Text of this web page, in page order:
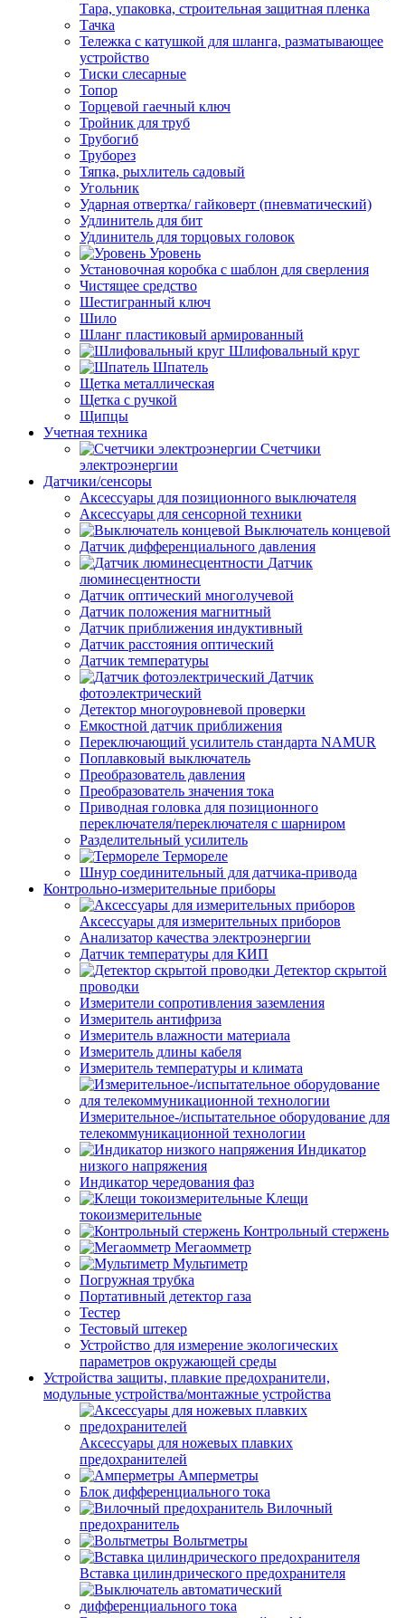
Тара, упаковка, строительная защитная пленка
Тачка
Тележка с катушкой для шланга, разматывающее
устройство
Тиски слесарные
Топор
Торцевой гаечный ключ
Тройник для труб
Трубогиб
Труборез
Тяпка, рыхлитель садовый
Угольник
Ударная отвертка/ гайковерт (пневматический)
Удлинитель для бит
Удлинитель для торцовых головок
Уровень
Установочная коробка с шаблон для сверления
Чистящее средство
Шестигранный ключ
Шило
Шланг пластиковый армированный
Шлифовальный круг
Шпатель
Щетка металлическая
Щетка с ручкой
Щипцы
Учетная техника
Счетчики
электроэнергии
Датчики/сенсоры
Аксессуары для позиционного выключателя
Аксессуары для сенсорной техники
Выключатель концевой
Датчик дифференциального давления
Датчик
люминесцентности
Датчик оптический многолучевой
Датчик положения магнитный
Датчик приближения индуктивный
Датчик расстояния оптический
Датчик температуры
Датчик
фотоэлектрический
Детектор многоуровневой проверки
Емкостной датчик приближения
Переключающий усилитель стандарта NAMUR
Поплавковый выключатель
Преобразователь давления
Преобразователь значения тока
Приводная головка для позиционного
переключателя/переключателя с шарниром
Разделительный усилитель
Термореле
Шнур соединительный для датчика-привода
Контрольно-измерительные приборы
Аксессуары для измерительных приборов
Анализатор качества электроэнергии
Датчик температуры для КИП
Детектор скрытой
проводки
Измерители сопротивления заземления
Измеритель антифриза
Измеритель влажности материала
Измеритель длины кабеля
Измеритель температуры и климата
Измерительное-/испытательное оборудование для
телекоммуникационной технологии
Индикатор
низкого напряжения
Индикатор чередования фаз
Клещи
токоизмерительные
Контрольный стержень
Мегаомметр
Мультиметр
Погружная трубка
Портативный детектор газа
Тестер
Тестовый штекер
Устройство для измерение экологических
параметров окружающей среды
Устройства защиты, плавкие предохранители,
модульные устройства/монтажные устройства
Аксессуары для ножевых плавких
предохранителей
Амперметры
Блок дифференциального тока
Вилочный
предохранитель
Вольтметры
Вставка цилиндрического предохранителя